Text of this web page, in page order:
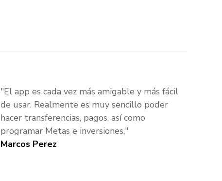
"El app es cada vez más amigable y más fácil
de usar. Realmente es muy sencillo poder
hacer transferencias, pagos, así como
programar Metas e inversiones."
Marcos Perez